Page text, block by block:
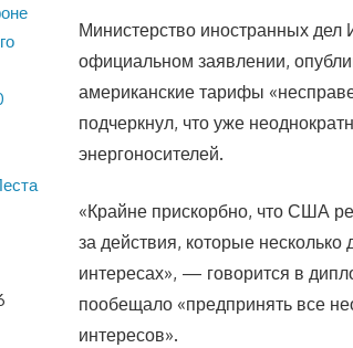
Министерство иностранных дел
официальном заявлении,
американские тарифы
подчеркнул, что уже
энергоносителей.
«Крайне прискорбно, что США
за действия, которые
интересах», — говорится в
пообещало «предпринять все
интересов».